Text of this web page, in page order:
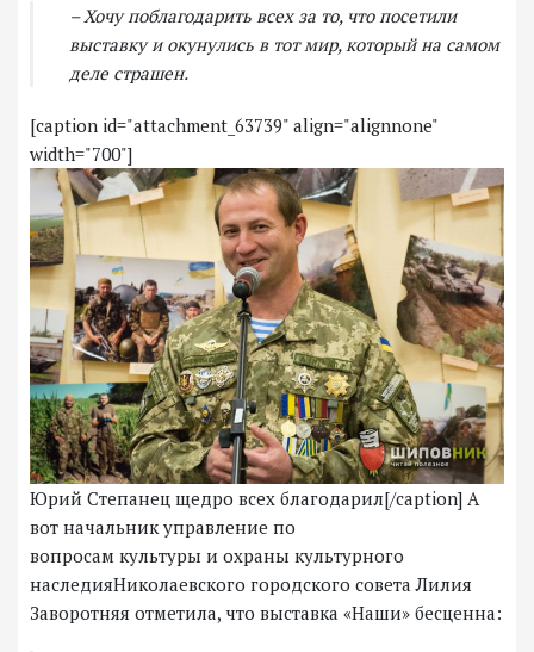
– Хочу поблагодарить всех за то, что посетили
выставку и окунулись в тот мир, который на самом
деле страшен.
[caption id="attachment_63739" align="alignnone"
width="700"]
Юрий Степанец щедро всех благодарил[/caption] А
вот начальник управление по
вопросам культуры и охраны культурного
наследияНиколаевского городского совета Лилия
Заворотняя отметила, что выставка «Наши» бесценна: